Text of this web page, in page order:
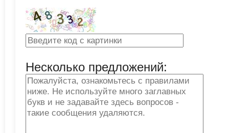
Несколько предложений: